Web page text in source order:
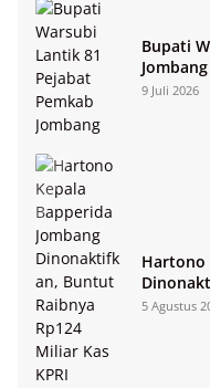
Bupati
Jombang
9 Juli 2026
Hartono
Miliar
5 Agustus